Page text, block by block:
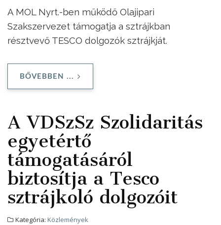
A MOL Nyrt.-ben működő Olajipari
Szakszervezet támogatja a sztrájkban
résztvevő TESCO dolgozók sztrájkját.
BŐVEBBEN ...
A VDSzSz Szolidaritás
egyetértő
támogatásáról
biztosítja a Tesco
sztrájkoló dolgozóit
Kategória: Közlemények